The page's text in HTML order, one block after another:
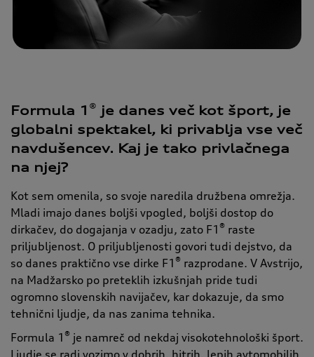
Formula 1 ® je danes več kot šport, je
globalni spektakel, ki privablja vse več
navdušencev. Kaj je tako privlačnega
na njej?
Kot sem omenila, so svoje naredila družbena omrežja.
Mladi imajo danes boljši vpogled, boljši dostop do
dirkačev, do dogajanja v ozadju, zato F1 ® raste
priljubljenost. O priljubljenosti govori tudi dejstvo, da
so danes praktično vse dirke F1 ® razprodane. V Avstrijo,
na Madžarsko po preteklih izkušnjah pride tudi
ogromno slovenskih navijačev, kar dokazuje, da smo
tehnični ljudje, da nas zanima tehnika.
Formula 1 ® je namreč od nekdaj visokotehnološki šport.
Ljudje se radi vozimo v dobrih, hitrih, lepih avtomobilih